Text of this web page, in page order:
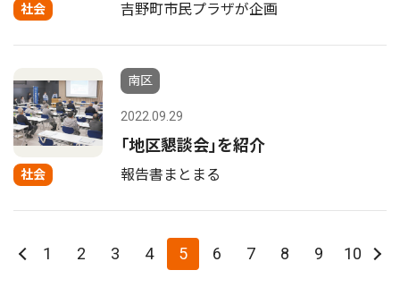
社会 吉野町市民プラザが企画
社会
南区
2022.09.29
｢地区懇談会｣を紹介
報告書まとまる
1 2 3 4 5 6 7 8 9 10